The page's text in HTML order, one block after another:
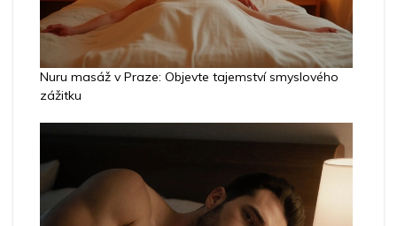
Nuru masáž v Praze: Objevte tajemství smyslového
zážitku